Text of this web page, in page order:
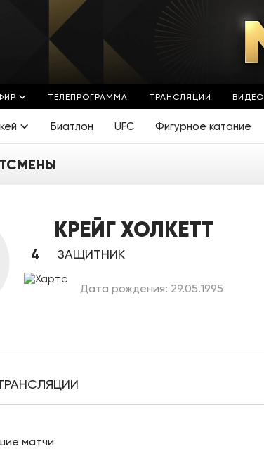
ТЕЛЕПРОГРАММА ТРАНСЛЯЦИИ ВИДЕО
Биатлон UFC Фигурное катание
КРЕЙГ ХОЛКЕТТ
4 ЗАЩИТНИК
Дата рождения: 29.05.1995
матчи